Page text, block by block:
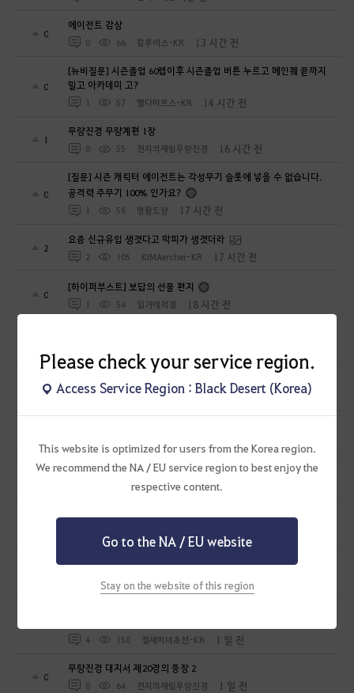
Please check your service region.
Access Service Region : Black Desert (Korea)
This website is optimized for users from the Korea region.
We recommend the NA / EU service region to best enjoy the
respective content.
Go to the NA / EU website
Stay on the website of this region
0
에이전트 감상
0 66 칼루이스-KR 13 시간 전
0
[뉴비질문] 시즌졸업 60렙이후 시즌졸업 버튼 누르고 메인퀘 끝까지
밀고 아카데미 고?
1 57 헬다마르스-KR 14 시간 전
1
무량진경 무량계편 1장
0 55 천지의재림무량진경 16 시간 전
0
[질문] 시즌 캐릭터 에이전트는 각성무기 슬롯에 넣을 수 없습니다.
공격력 주무기 100% 인가요?
1 58 명왕도량 17 시간 전
2
요즘 신규유입 생겻다고 막피가 생겻더라
2 105 KIMAercher-KR 17 시간 전
0
[하이퍼부스트] 보답의 선물 편지
1 54 일거에척결 18 시간 전
0
0 41 천지의재림무량진경 23 시간 전
0 천지의재림무량진경 1 일 전
굶카루위치
주아정 1 일 전
무량진경 대지서 제20경의 등장 4
천지의재림무량진경 1 일 전
무량진경 대지서 제20경의 등장 3
천지의재림무량진경 1 일 전
4 150 절세미녀초선-KR 1 일 전
0
무량진경 대지서 제20경의 등장 2
0 64 천지의재림무량진경 1 일 전